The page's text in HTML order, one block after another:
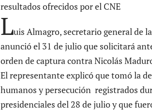
resultados ofrecidos por el CNE
Luis Almagro, secretario general de
anunció el 31 de julio que solicitará
orden de captura contra Nicolás
El representante explicó que tomó la
humanos y persecución registrados
presidenciales del 28 de julio y que